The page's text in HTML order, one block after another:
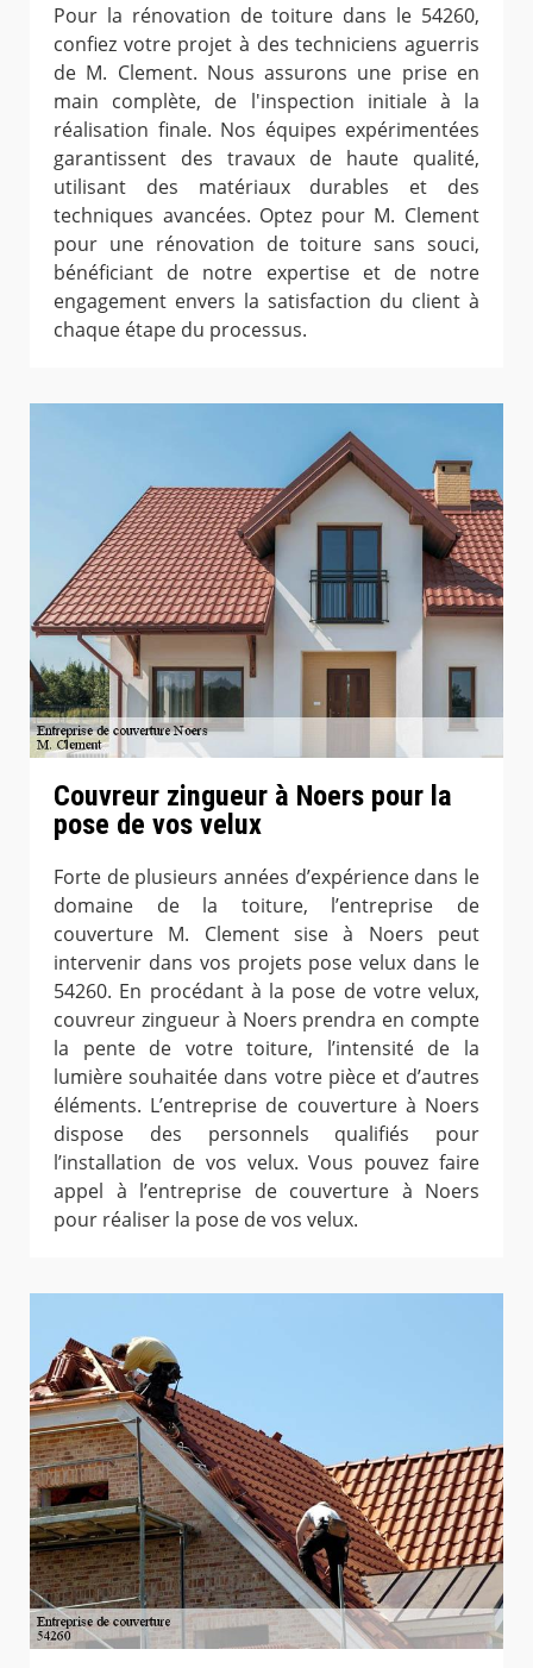
Pour la rénovation de toiture dans le 54260,
confiez votre projet à des techniciens aguerris
de M. Clement. Nous assurons une prise en
main complète, de l'inspection initiale à la
réalisation finale. Nos équipes expérimentées
garantissent des travaux de haute qualité,
utilisant des matériaux durables et des
techniques avancées. Optez pour M. Clement
pour une rénovation de toiture sans souci,
bénéficiant de notre expertise et de notre
engagement envers la satisfaction du client à
chaque étape du processus.
Couvreur zingueur à Noers pour la
pose de vos velux
Forte de plusieurs années d’expérience dans le
domaine de la toiture, l’entreprise de
couverture M. Clement sise à Noers peut
intervenir dans vos projets pose velux dans le
54260. En procédant à la pose de votre velux,
couvreur zingueur à Noers prendra en compte
la pente de votre toiture, l’intensité de la
lumière souhaitée dans votre pièce et d’autres
éléments. L’entreprise de couverture à Noers
dispose des personnels qualifiés pour
l’installation de vos velux. Vous pouvez faire
appel à l’entreprise de couverture à Noers
pour réaliser la pose de vos velux.